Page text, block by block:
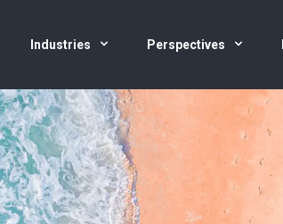
Industries Perspectives